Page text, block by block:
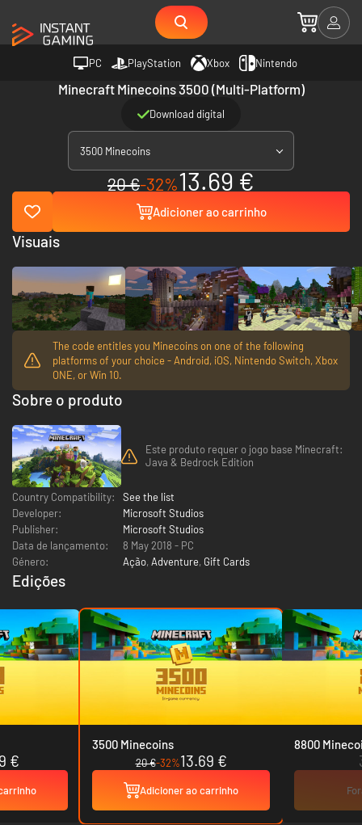
PC PlayStation Xbox Nintendo
Minecraft Minecoins 3500 (Multi-Platform)
Download digital
3500 Minecoins
20 €-32%13.69 €
Adicioner ao carrinho
The code entitles you Minecoins on one of the following
platforms of your choice - Android, iOS, Nintendo Switch, Xbox
ONE, or Win 10.
Sobre o produto
Este produto requer o jogo base Minecraft:
Java & Bedrock Edition
Country Compatibility:
See the list
Developer:
Microsoft Studios
Publisher:
Microsoft Studios
Data de lançamento:
8 May 2018 - PC
Género:
Ação, Adventure, Gift Cards
Edições
€
3500 Minecoins
20 €-32%13.69 €
Adicioner ao carrinho
8800
Visuais